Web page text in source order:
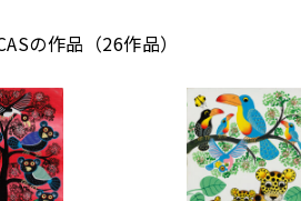
の作品（26作品）